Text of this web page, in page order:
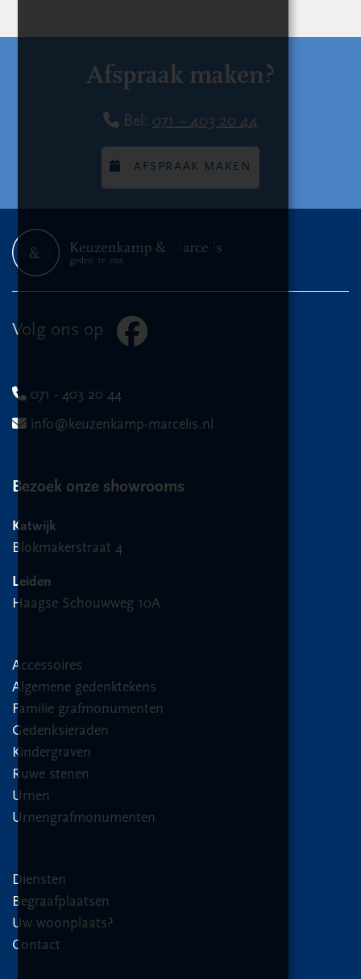
Afspraak maken?
Bel: 071 – 403 20 44
AFSPRAAK MAKEN
Volg ons op
071 - 403 20 44
info@keuzenkamp-marcelis.nl
Bezoek onze showrooms
Katwijk
Blokmakerstraat 4
Leiden
Haagse Schouwweg 10A
Accessoires
Algemene gedenktekens
Familie grafmonumenten
Gedenksieraden
Kindergraven
Ruwe stenen
Urnen
Urnengrafmonumenten
Diensten
Begraafplaatsen
Uw woonplaats?
Contact